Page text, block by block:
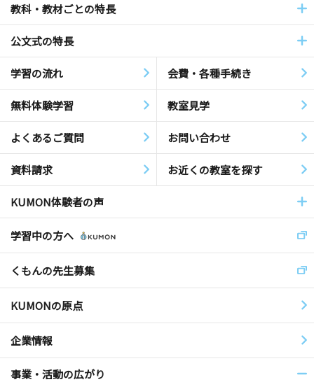
教科・教材ごとの特長
公文式の特長
学習の流れ 会費・各種手続き
無料体験学習 教室見学
よくあるご質問 お問い合わせ
資料請求 お近くの教室を探す
KUMON体験者の声
学習中の方へ
くもんの先生募集
KUMONの原点
企業情報
事業・活動の広がり